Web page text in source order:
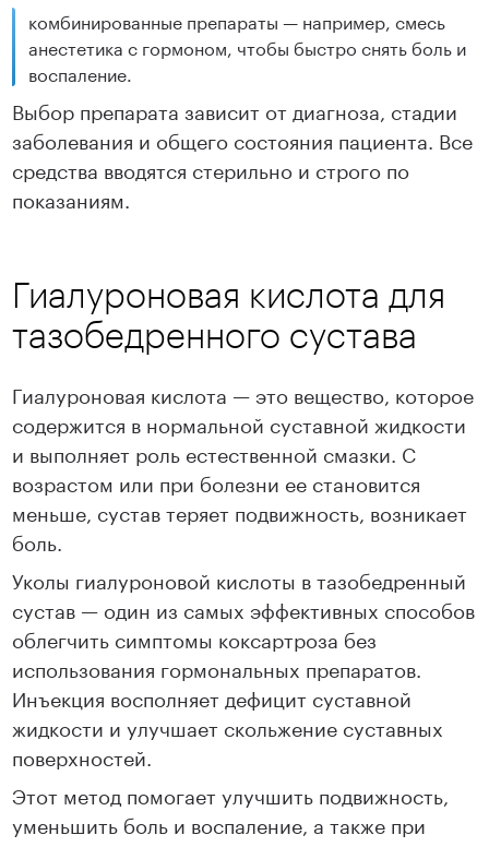
комбинированные препараты — например, смесь
анестетика с гормоном, чтобы быстро снять боль и
воспаление.
Выбор препарата зависит от диагноза, стадии
заболевания и общего состояния пациента. Все
средства вводятся стерильно и строго по
показаниям.
Гиалуроновая кислота для
тазобедренного сустава
Гиалуроновая кислота — это вещество, которое
содержится в нормальной суставной жидкости
и выполняет роль естественной смазки. С
возрастом или при болезни ее становится
меньше, сустав теряет подвижность, возникает
боль.
Уколы гиалуроновой кислоты в тазобедренный
сустав — один из самых эффективных способов
облегчить симптомы коксартроза без
использования гормональных препаратов.
Инъекция восполняет дефицит суставной
жидкости и улучшает скольжение суставных
поверхностей.
Этот метод помогает улучшить подвижность,
уменьшить боль и воспаление, а также при